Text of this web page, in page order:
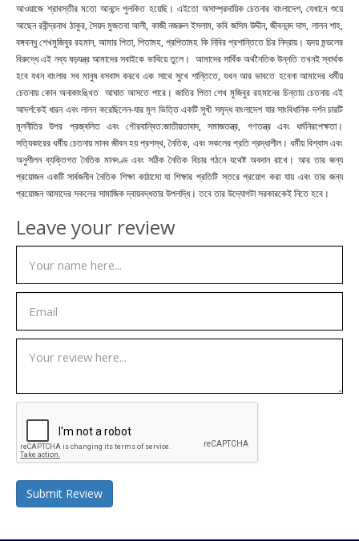
আওয়াজে শ্রাবস্তীর মতো আনন্দে পুলকিত হয়েছি। এইতো অসাম্প্রদায়িক চেতনার বাংলাদেশ, যেখানে শুয়ে
আছেন রবীন্দ্রনাথ ঠাকুর, সৈয়দ মুজতবা আলী, কাজী নজরুল ইসলাম, কবি জসিম উদ্দীন, জীবননন্দ দাস, লালন শাহ,
বঙ্গবন্ধু শেখমুজিবুর রহমান, আমার পিতা, পিতামহ, প্রপিতামহ কি নিবির প্রশান্তিতে চির নিদ্রায়। হৃদয় মন্ডলের
বিরুদ্ধে এই নব্য ষড়যন্ত্র আমাদের সবাইকে ভাবিয়ে তুলে। আমাদের সার্বিক অর্থনৈতিক উন্নতি তখনই স্বার্থক
হবে যখন বাংলার সব মানুষ বসবাস করবে এক সাথে সুখে শান্তিতে, যখন আর ভাবতে হবেনা আমাদের ধর্মীয়
চেতনায় কোন অনাকাংঙ্খিত আঘাত আসতে পারে। জাতির পিতা শেখ মুজিবুর রহমানের চিন্তায় চেতনায় এই
আদর্শকেই ধারন এবং লালন করেছিলেন-যার মূল ভিত্তি একটি সুখী সমৃদ্ধ বাংলাদেশ যার সাংবিধানিক দর্শন চারটি
মূলনীতির উপর প্রজ্বলিত এবং গৌরবান্বিত:জাতীয়তাবাদ, সমাজতন্ত্র, গণতন্ত্র এবং ধর্মনিরপেক্ষতা।
সত্যিকারের ধর্মীয় চেতনায় মানব জীবন হয় প্রশস্থ, নৈতিক, এবং সকলের প্রতি শ্রদ্ধাশীল। ধর্মীয় বিশ্বাস এবং
অনুশীলন ব্যক্তিগত নৈতিক মানদণ্ড এবং সঠিক নৈতিক বিচার গঠনে যথেষ্ট অবদান রাখে। আর তার জন্য
প্রয়োজন একটি সার্বজনীন নৈতিক শিক্ষা কাঠামো যা শিক্ষার প্রতিটি স্তরে প্রয়োগ করা যায় এবং তার জন্য
প্রয়োজন আমাদের সকলের সামাজিক দ্বায়বদ্ধতার উপলদ্ধি। তবে তার উদ্যোগটা সরকারকেই নিতে হবে।
Leave your review
Submit Review